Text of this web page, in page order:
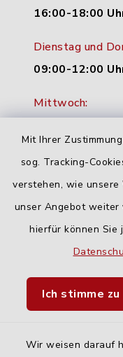
Mit Ihrer
sog. Tracking-
verstehen, wie
unser Angebot weiter
hierfür können Sie
Ich stimme zu
Wir weisen darauf
16:00-18:00
Dienstag und
09:00-12:00
Mittwoch:
Freitag:
geschlossen
Quicklinks